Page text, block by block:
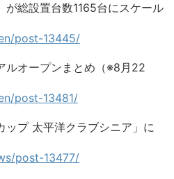
が総設置台数1165台にスケール
post-13445/
オープンまとめ（※8月22
post-13481/
プ 太平洋クラブシニア」に
post-13477/